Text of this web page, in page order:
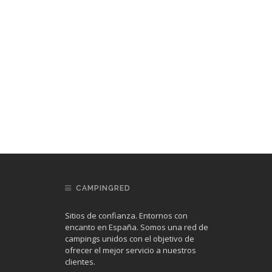
CAMPINGRED
Sitios de confianza. Entornos con
encanto en España. Somos una red de
campings unidos con el objetivo de
ofrecer el mejor servicio a nuestros
clientes.